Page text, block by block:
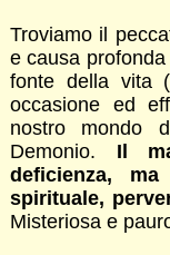
Troviamo il
e causa
fonte della vita
occasione ed
nostro mondo
Demonio. Il
deficienza,
spirituale,
Misteriosa e